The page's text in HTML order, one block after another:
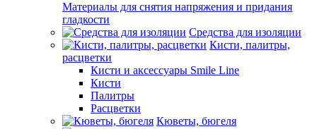
Материалы для снятия напряжения и придания
гладкости
Средства для изоляции
Кисти, палитры,
расцветки
Кисти и аксессуары Smile Line
Кисти
Палитры
Расцветки
Кюветы, бюгеля